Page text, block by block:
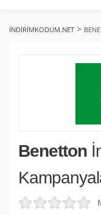
INDIRIMKODUM.NET >
Benetton